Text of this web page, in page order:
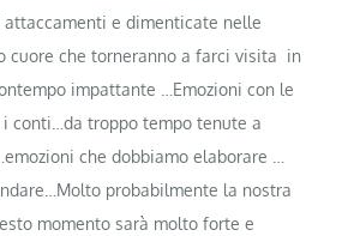
e dimenticate nelle
cuore che torneranno a farci visita in
impattante …Emozioni con le
conti…da troppo tempo tenute a
che dobbiamo elaborare …
probabilmente la nostra
momento sarà molto forte e